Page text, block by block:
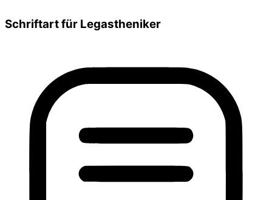
Schriftart für Legastheniker